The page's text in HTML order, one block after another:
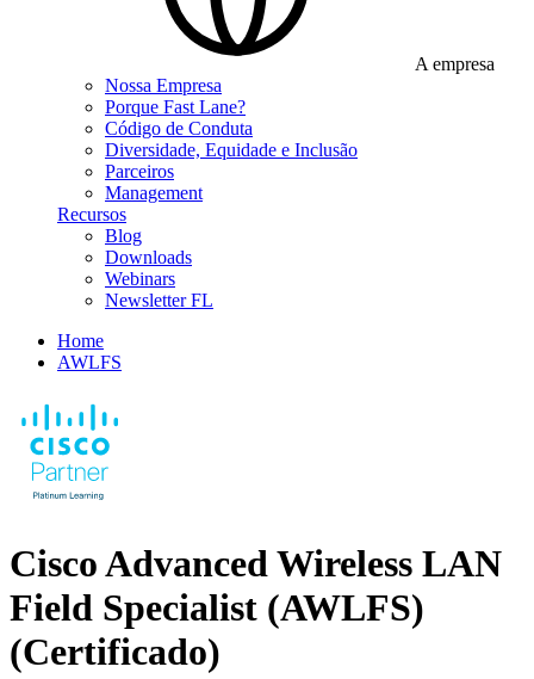
A empresa
Nossa Empresa
Porque Fast Lane?
Código de Conduta
Diversidade, Equidade e Inclusão
Parceiros
Management
Recursos
Blog
Downloads
Webinars
Newsletter FL
Home
AWLFS
Cisco Advanced Wireless LAN
Field Specialist (AWLFS)
(Certificado)